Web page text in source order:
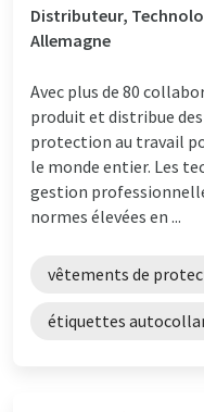
Distributeur,
Allemagne
Avec plus de 80
produit et distribue
protection au travail
le monde entier. Les
gestion
normes élevées en ...
vêtements de
étiquettes